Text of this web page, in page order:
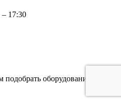
17:30
оборудование